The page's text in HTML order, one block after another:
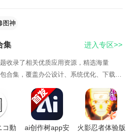
图神
集
收录了相关优质应用资源，精选海量
合集，覆盖办公设计、系统优化、下载解
提供网盘打包直链下载，附带详细安装步
重装系统一键配齐常用工具。持续更新最
进入专区>>
コ動
ai创作树app安
火影忍者体验版